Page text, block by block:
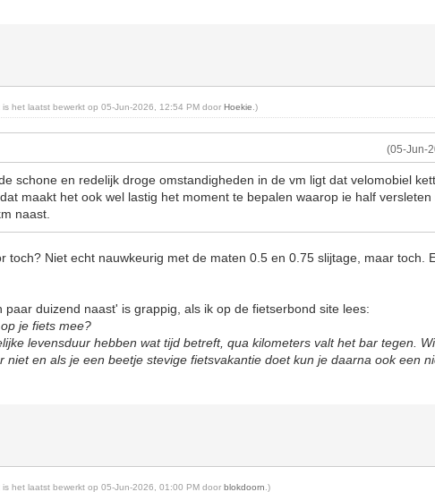
is het laatst bewerkt op 05-Jun-2026, 12:54 PM doorHoekie .)
(05-Jun-
schone en redelijk droge omstandigheden in de vm ligt dat velomobiel
maakt het ook wel lastig het moment te bepalen waarop ie half versleten
naast.
toch? Niet echt nauwkeurig met de maten 0.5 en 0.75 slijtage, maar toch.
duizend naast' is grappig, als ik op de fietserbond site lees:
je fiets mee?
levensduur hebben wat tijd betreft, qua kilometers valt het bar tegen.
niet en als je een beetje stevige fietsvakantie doet kun je daarna ook een
is het laatst bewerkt op 05-Jun-2026, 01:00 PM doorblokdoorn .)